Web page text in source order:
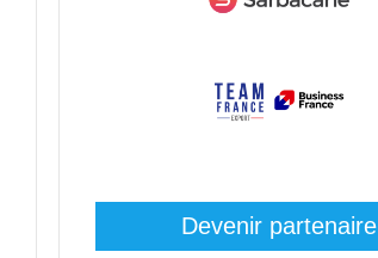
Devenir partenaire